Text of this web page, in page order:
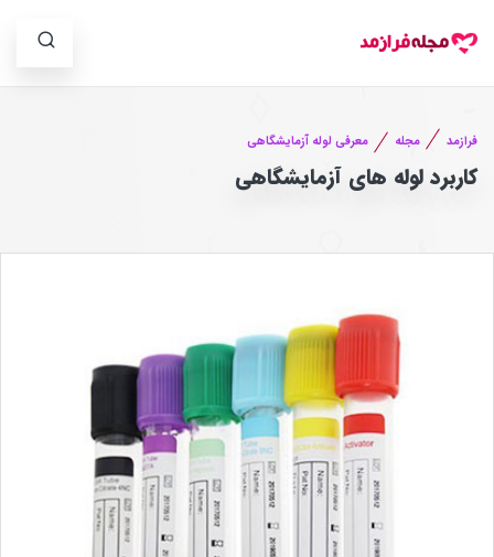
فرازمد مجله معرفی لوله آزمایشگاهی
کاربرد لوله های آزمایشگاهی